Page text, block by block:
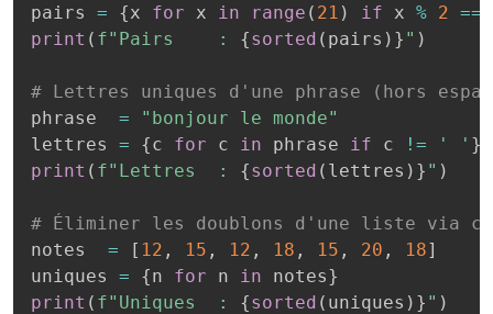
pairs = {x for x in range ( 21 ) if x % 2 ==
print ( f"Pairs    : {sorted ( pairs ) } " )
# Lettres uniques d'une phrase (hors
phrase =
"bonjour le monde"
lettres = {c for c in phrase if c != ' ' }
print ( f"Lettres  : {sorted ( lettres ) } " )
# Éliminer les doublons d'une liste via
notes = [ 12 , 15 , 12 , 18 , 15 , 20 , 18]
uniques = {n for n in notes}
print ( f"Uniques  : {sorted ( uniques ) } " )